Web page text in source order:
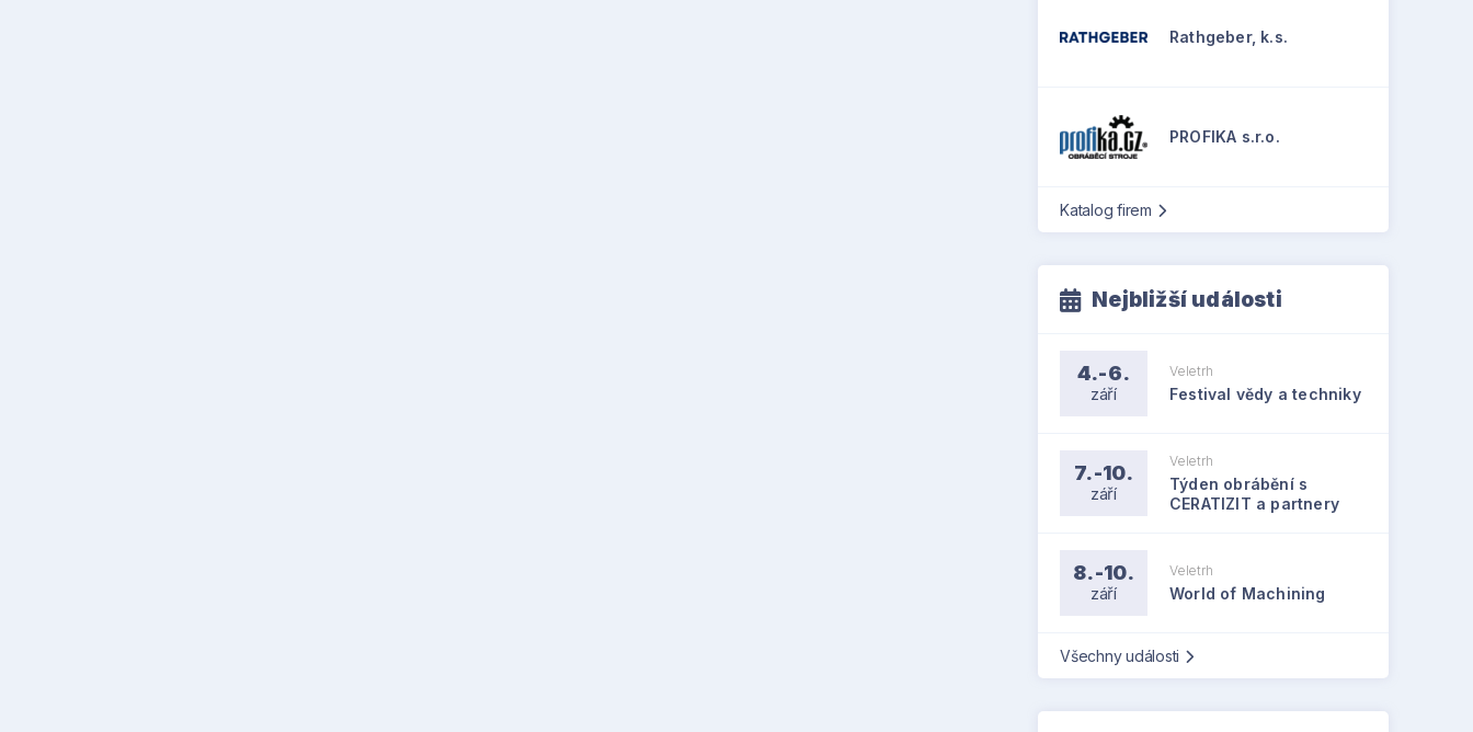
Rathgeber, k.s.
PROFIKA s.r.o.
Katalog firem
Nejbližší události
4.-6.
září
Veletrh
Festival vědy a techniky
7.-10.
září
Veletrh
Týden obrábění s
CERATIZIT a partnery
8.-10.
září
Veletrh
World of Machining
Všechny události